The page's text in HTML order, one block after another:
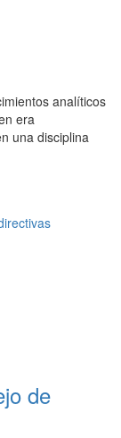
analíticos
era
una disciplina
de